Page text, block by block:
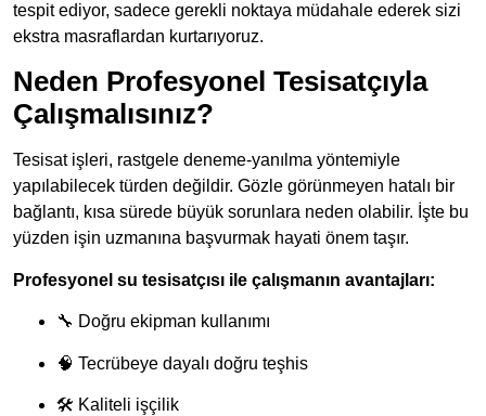
tespit ediyor, sadece gerekli noktaya müdahale ederek sizi
ekstra masraflardan kurtarıyoruz.
Neden Profesyonel Tesisatçıyla
Çalışmalısınız?
Tesisat işleri, rastgele deneme-yanılma yöntemiyle
yapılabilecek türden değildir. Gözle görünmeyen hatalı bir
bağlantı, kısa sürede büyük sorunlara neden olabilir. İşte bu
yüzden işin uzmanına başvurmak hayati önem taşır.
Profesyonel su tesisatçısı ile çalışmanın avantajları:
🔧 Doğru ekipman kullanımı
🧠 Tecrübeye dayalı doğru teşhis
🛠 Kaliteli işçilik